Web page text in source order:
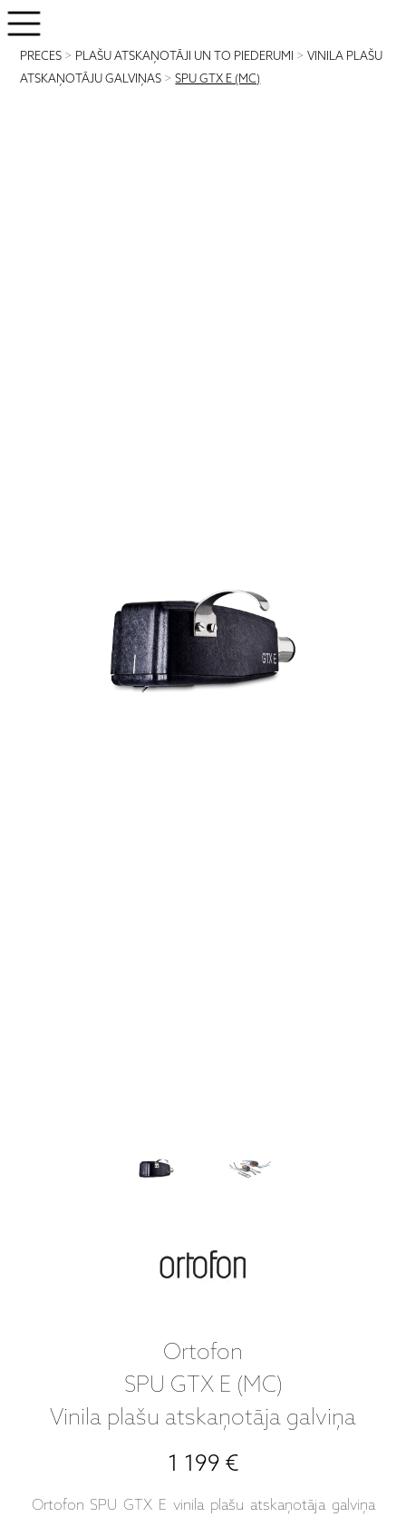
PRECES > PLAŠU ATSKAŅOTĀJI UN TO PIEDERUMI >VINILA PLAŠU
ATSKAŅOTĀJU GALVIŅAS >SPU GTX E (MC)
Ortofon
SPU GTX E (MC)
Vinila plašu atskaņotāja galviņa
1 199 €
Ortofon SPU GTX E vinila plašu atskaņotāja galviņa